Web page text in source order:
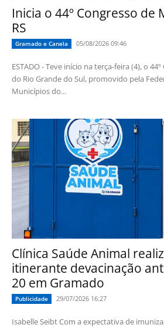
Inicia o 44º Congresso de
RS
Gramado e Canela 05/08/2026 09:46
ESTADO - Teve início na terça-feira (4), o
do Rio Grande do Sul, promovido pela
Municípios do...
Clínica Saúde Animal
itinerante devacinação
20 em Gramado
Publicidade 29/07/2026 16:27
Isabelle Seibt Com a expectativa de imunizar mais de 10 mil animais